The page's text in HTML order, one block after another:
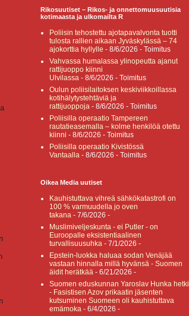
Rikosuutiset – Rikos- ja onnettomuusuutisia
kotimaasta ja ulkomailta R
Poliisin tehostettu ajotapavalvonta tuotti
tulosta rallien aikaan Jyväskylässä – 74
ajokorttia hyllylle - 8/6/2026 - Toimitus
Vahvassa humalassa ylinopeutta ajanut
rattijuoppo kiinni
Ulvilassa - 8/6/2026 - Toimitus
Oulun poliisilaitoksen keskiviikkoillassa
kotihälytystehtäviä ja
rattijuoppoja - 8/6/2026 - Toimitus
Poliisilla operaatio Tampereen
rautatieasemalla – kolme henkilöä otettu
kiinni - 8/6/2026 - Toimitus
Poliisilla operaatio Kivistössä
Vantaalla - 8/6/2026 - Toimitus
Oikea Media uutiset
Kauhistuttava vihreä sähkökatastrofi on
100 % varmuudella jo oven
takana - 7/6/2026 -
Muslimiveljeskunta - ei Putler - on
Euroopalle eksistentiaalinen
turvallisuusuhka - 7/1/2026 -
Epstein-luokka haluaa sodan Venäjää
vastaan hinnalla millä hyvänsä - Suomen
äidit herätkää - 6/21/2026 -
Suomen eduskunnan Yaroslav Hunka hetki
- Fasistisen Azov prikaatin jäsenten
kutsuminen Suomeen oli kauhistuttava
emämoka - 6/4/2026 -